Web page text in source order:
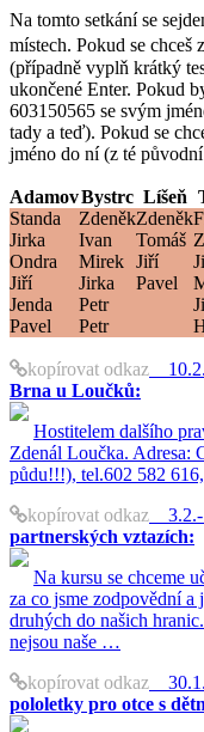
Na tomto setkání se
(případně vyplň krátký
ukončené Enter. Pokud
603150565 se svým jménem a
tady a teď). Pokud se
AdamovBystrc Líšeň
Standa
ZdeněkZdeněk
Jirka
Ivan Tomáš
Ondra
Mirek Jiří
Jiří
Jirka Pavel
Jenda
Petr
Pavel
Petr
kopírovat odkaz
Brna u Loučků:
Hostitelem dalšího
Zdenál Loučka. Adresa:
půdu!!!), tel.602 582
kopírovat odkaz 3.2.-
partnerských vztazích:
Na kursu se chceme
za co jsme zodpovědní a
druhých do našich
nejsou naše …
kopírovat odkaz
pololetky pro otce s